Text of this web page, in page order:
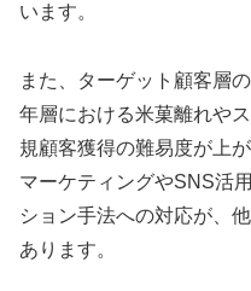
います。
また、ターゲット顧客層
年層における米菓離れや
規顧客獲得の難易度が上
マーケティングやSNS活
ション手法への対応が、
あります。